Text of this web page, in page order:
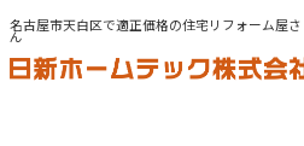
名古屋市天白区で適正価格の住宅リフォーム屋さ
ん